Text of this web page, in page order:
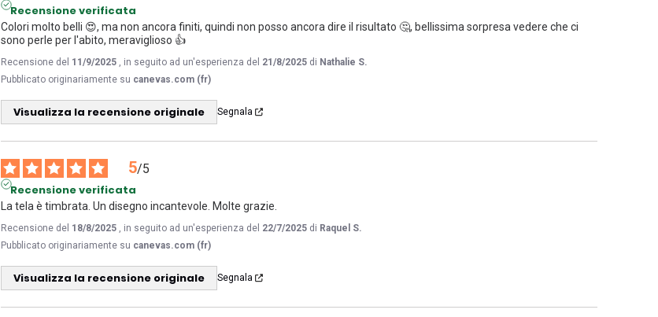
Recensione verificata
Colori molto belli 😍, ma non ancora finiti, quindi non posso ancora dire il risultato 🤔, bellissima sorpresa vedere che ci
sono perle per l'abito, meraviglioso 👍
Recensione del 11/9/2025 , in seguito ad un'esperienza del 21/8/2025 di Nathalie S.
Pubblicato originariamente su canevas.com (fr)
Visualizza la recensione originale Segnala
5/5
Recensione verificata
La tela è timbrata. Un disegno incantevole. Molte grazie.
Recensione del 18/8/2025 , in seguito ad un'esperienza del 22/7/2025 di Raquel S.
Pubblicato originariamente su canevas.com (fr)
Visualizza la recensione originale Segnala